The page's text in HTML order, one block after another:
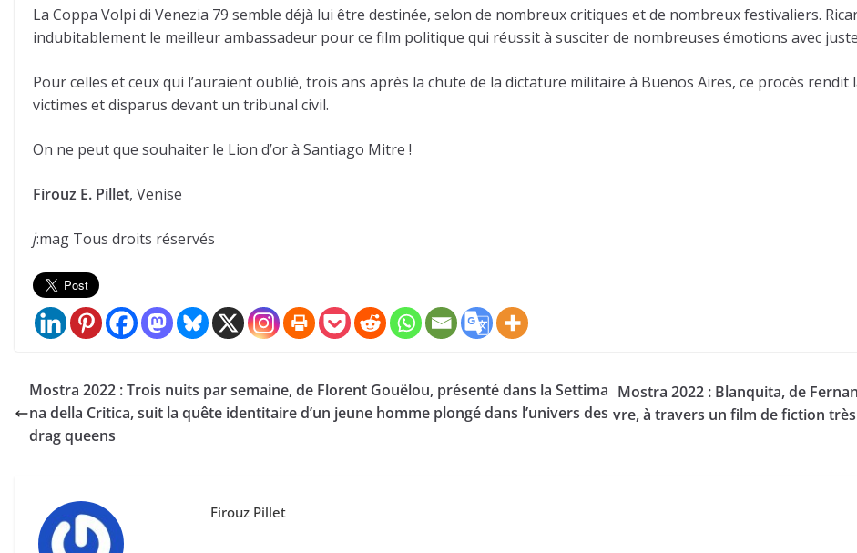
La Coppa Volpi di Venezia 79 semble déjà lui être destinée, selon de nombreux critiques et de nombreux festivaliers.
indubitablement le meilleur ambassadeur pour ce film politique qui réussit à susciter de nombreuses émotions avec
Pour celles et ceux qui l’auraient oublié, trois ans après la chute de la dictature militaire à Buenos Aires, ce procès
victimes et disparus devant un tribunal civil.
On ne peut que souhaiter le Lion d’or à Santiago Mitre !
Firouz E. Pillet, Venise
j:mag Tous droits réservés
Mostra 2022 : Trois nuits par semaine, de Florent Gouëlou, présenté dans la Settima
na della Critica, suit la quête identitaire d’un jeune homme plongé dans l’univers des
drag queens
Mostra 2022 : Blanquita, de
vre, à travers un film de fiction
Firouz Pillet